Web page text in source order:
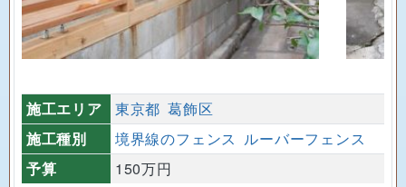
施工エリア 東京都 葛飾区
施工種別
境界線のフェンス ルーバーフェンス
予算
150万円